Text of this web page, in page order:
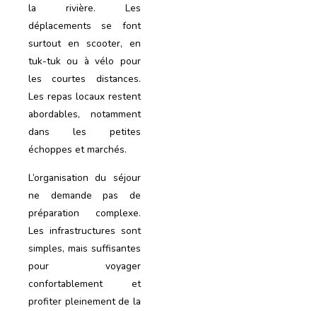
la rivière. Les
déplacements se font
surtout en scooter, en
tuk-tuk ou à vélo pour
les courtes distances.
Les repas locaux restent
abordables, notamment
dans les petites
échoppes et marchés.
L’organisation du séjour
ne demande pas de
préparation complexe.
Les infrastructures sont
simples, mais suffisantes
pour voyager
confortablement et
profiter pleinement de la